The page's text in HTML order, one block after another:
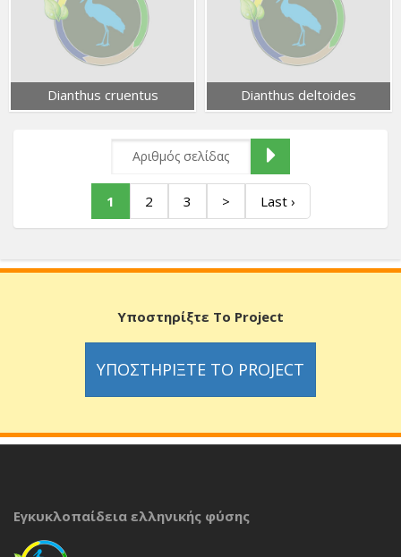
Dianthus cruentus Dianthus deltoides
1 2 3 > Last ›
Υποστηρίξτε Το Project
ΥΠΟΣΤΗΡΊΞΤΕ ΤΟ PROJECT
Εγκυκλοπαίδεια ελληνικής φύσης